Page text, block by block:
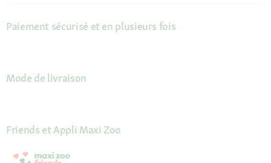
Paiement sécurisé et en plusieurs fois
Mode de livraison
Friends et Appli Maxi Zoo